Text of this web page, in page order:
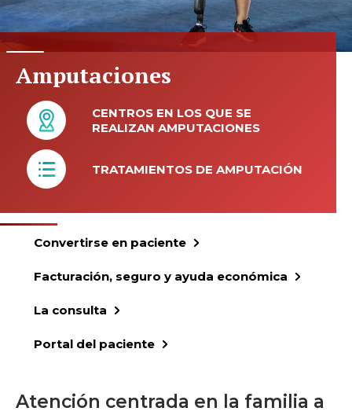
Amputaciones
CENTROS EN LOS QUE SE
REALIZAN AMPUTACIONES
TRATAMIENTOS DE AMPUTACIÓN
Convertirse en paciente
Facturación, seguro y ayuda económica
La consulta
Portal del paciente
Atención centrada en la familia a